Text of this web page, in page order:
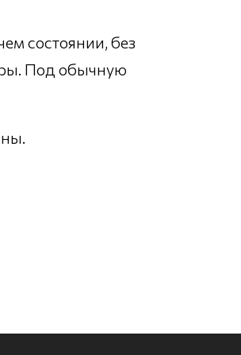
состоянии, без
Под обычную